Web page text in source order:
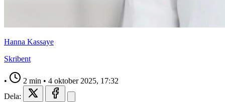
Hanna Kassaye
Skribent
• 2 min • 4 oktober 2025, 17:32
Dela: